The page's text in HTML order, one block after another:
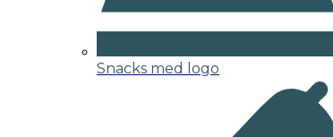
Snacks med logo